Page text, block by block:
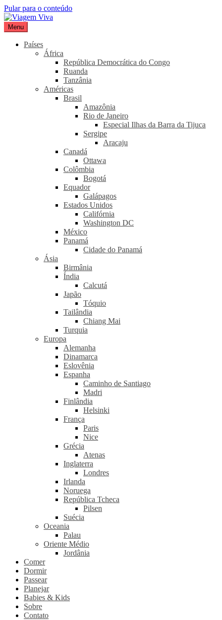
Pular para o conteúdo
Viagem Viva
Seu portal de turismo sustentável
Menu
Países
África
República Democrática do Congo
Ruanda
Tanzânia
Américas
Brasil
Amazônia
Rio de Janeiro
Especial Ilhas da Barra da Tijuca
Sergipe
Aracaju
Canadá
Ottawa
Colômbia
Bogotá
Equador
Galápagos
Estados Unidos
Califórnia
Washington DC
México
Panamá
Cidade do Panamá
Ásia
Birmânia
Índia
Calcutá
Japão
Tóquio
Tailândia
Chiang Mai
Turquia
Europa
Alemanha
Dinamarca
Eslovênia
Espanha
Caminho de Santiago
Madri
Finlândia
Helsinki
França
Paris
Nice
Grécia
Atenas
Inglaterra
Londres
Irlanda
Noruega
República Tcheca
Pilsen
Suécia
Oceania
Palau
Oriente Médio
Jordânia
Comer
Dormir
Passear
Planejar
Babies & Kids
Sobre
Contato